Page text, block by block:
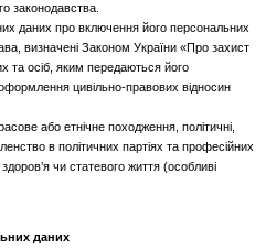
законодавства.
даних про включення його персональних
визначені Законом України «Про захист
та осіб, яким передаються його
цивільно-правових відносин
або етнічне походження, політичні,
в політичних партіях та професійних
чи статевого життя (особливі
даних